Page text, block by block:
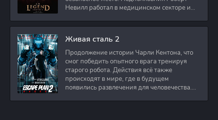
Невилл работал в медицинском секторе и
Живая сталь 2
Продолжение истории Чарли Кентона, что
смог победить опытного врага тренируя
старого робота. Действия всё также
происходят в мире, где в будущем
появились развлечения для человечества.